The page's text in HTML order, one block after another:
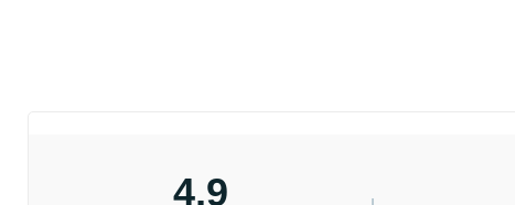
4,9